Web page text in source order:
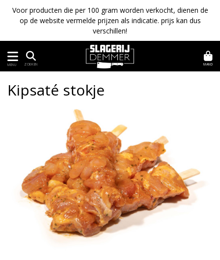
Voor producten die per 100 gram worden verkocht, dienen de
op de website vermelde prijzen als indicatie. prijs kan dus
verschillen!
MENU ZOEKEN MAND
Kipsaté stokje